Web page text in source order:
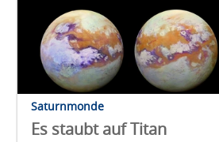
Saturnmonde
Es staubt auf Titan